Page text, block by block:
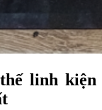
linh kiện